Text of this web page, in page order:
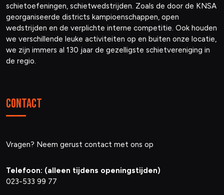
schietoefeningen, schietwedstrijden. Zoals de door de KNSA
georganiseerde districts kampioenschappen, open
wedstrijden en de verplichte interne competitie. Ook houden
we verschillende leuke activiteiten op en buiten onze locatie,
we zijn immers al 130 jaar de gezelligste schietvereniging in
de regio.
Contact
Vragen? Neem gerust contact met ons op
Telefoon: (alleen tijdens openingstijden)
023-533 99 77